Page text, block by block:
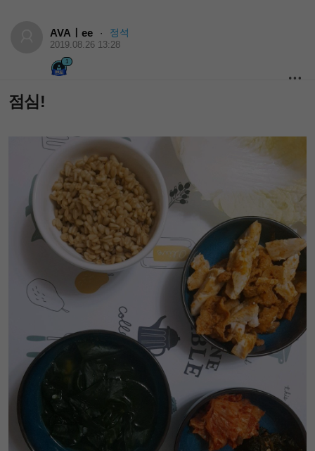
AVAㅣee · 정석
2019.08.26 13:28
1
점심!